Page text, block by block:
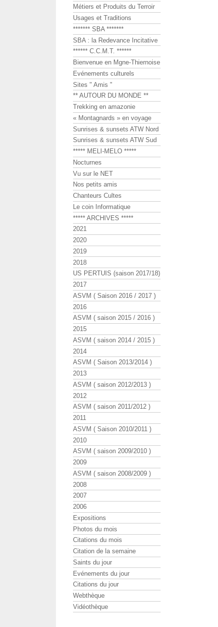
Métiers et Produits du Terroir
Usages et Traditions
******* SBA *******
SBA : la Redevance Incitative
****** C.C.M.T. ******
Bienvenue en Mgne-Thiernoise
Evénements culturels
Sites " Amis "
** AUTOUR DU MONDE **
Trekking en amazonie
« Montagnards » en voyage
Sunrises & sunsets ATW Nord
Sunrises & sunsets ATW Sud
***** MELI-MELO *****
Nocturnes
Vu sur le NET
Nos petits amis
Chanteurs Cultes
Le coin Informatique
***** ARCHIVES *****
2021
2020
2019
2018
US PERTUIS (saison 2017/18)
2017
ASVM ( Saison 2016 / 2017 )
2016
ASVM ( saison 2015 / 2016 )
2015
ASVM ( saison 2014 / 2015 )
2014
ASVM ( Saison 2013/2014 )
2013
ASVM ( saison 2012/2013 )
2012
ASVM ( saison 2011/2012 )
2011
ASVM ( Saison 2010/2011 )
2010
ASVM ( saison 2009/2010 )
2009
ASVM ( saison 2008/2009 )
2008
2007
2006
Expositions
Photos du mois
Citations du mois
Citation de la semaine
Saints du jour
Evénements du jour
Citations du jour
Webthèque
Vidéothèque